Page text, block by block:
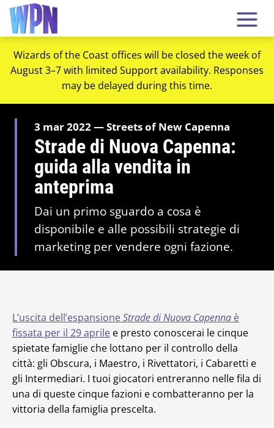
Wizards of the Coast offices will be closed the week of
August 3–7 with limited Support availability. Responses
may be delayed during this time.
3 mar 2022 — Streets of New Capenna
Strade di Nuova Capenna:
guida alla vendita in
anteprima
Dai un primo sguardo a cosa è
disponibile e alle possibili strategie di
marketing per vendere ogni fazione.
L’uscita dell’espansioneStrade di Nuova Capenna è
fissata per il 29 aprile e presto conoscerai le cinque
spietate famiglie che lottano per il controllo della
città: gli Obscura, i Maestro, i Rivettatori, i Cabaretti e
gli Intermediari. I tuoi giocatori entreranno nelle fila di
una di queste cinque fazioni e combatteranno per la
vittoria della famiglia prescelta.